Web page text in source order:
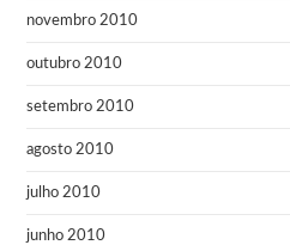
novembro 2010
outubro 2010
setembro 2010
agosto 2010
julho 2010
junho 2010